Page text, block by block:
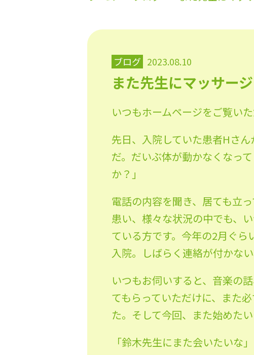
ブログ 2023.08.10
また先生にマッサー
いつもホームページをご覧い
先日、入院していた患者Hさ
だ。だいぶ体が動かなくなっ
か？」
電話の内容を聞き、居ても立
患い、様々な状況の中でも、
ている方です。今年の2月ぐ
入院。しばらく連絡が付かな
いつもお伺いすると、音楽の
てもらっていただけに、また
た。そして今回、また始めた
「鈴木先生にまた会いたいな」